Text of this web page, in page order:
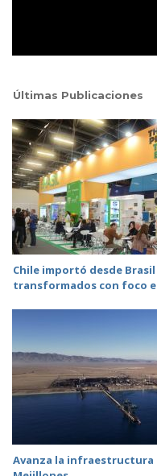
Últimas Publicaciones
Chile importó desde
transformados con foco
Avanza la infraestructura